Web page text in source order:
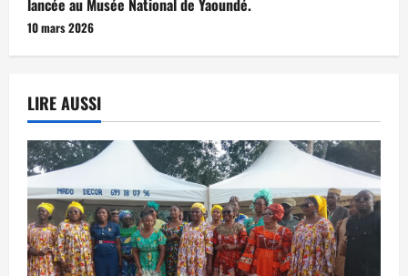
lancée au Musée National de Yaoundé.
10 mars 2026
LIRE AUSSI